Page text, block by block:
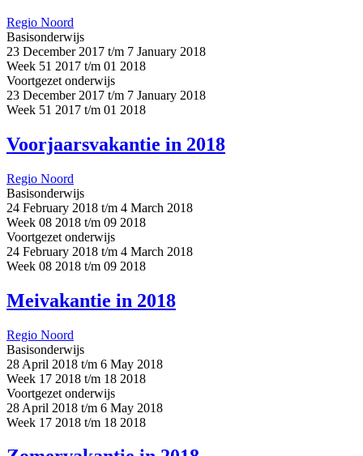
Regio Noord
Basisonderwijs
23 December 2017 t/m 7 January 2018
Week 51 2017 t/m 01 2018
Voortgezet onderwijs
23 December 2017 t/m 7 January 2018
Week 51 2017 t/m 01 2018
Voorjaarsvakantie in 2018
Regio Noord
Basisonderwijs
24 February 2018 t/m 4 March 2018
Week 08 2018 t/m 09 2018
Voortgezet onderwijs
24 February 2018 t/m 4 March 2018
Week 08 2018 t/m 09 2018
Meivakantie in 2018
Regio Noord
Basisonderwijs
28 April 2018 t/m 6 May 2018
Week 17 2018 t/m 18 2018
Voortgezet onderwijs
28 April 2018 t/m 6 May 2018
Week 17 2018 t/m 18 2018